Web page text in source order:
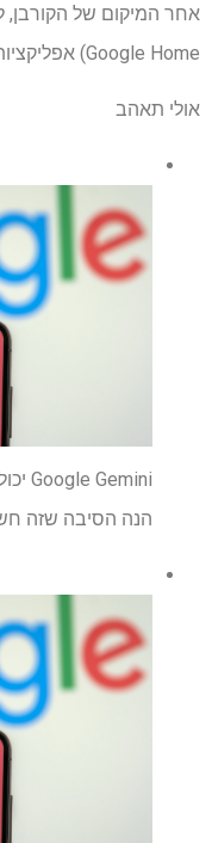
אחר המיקום של
Google Home) אפליקציות פתוחות בשיחות אנדרואיד והדק זום.
אולי תאהב
הנה הסיבה שזה